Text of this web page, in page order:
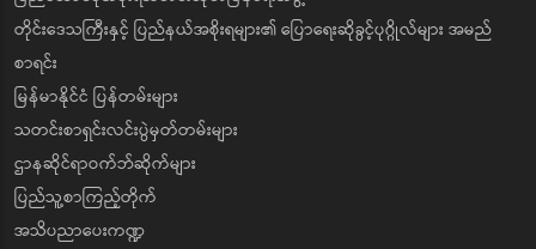
တိုင်းဒေသကြီးနှင့် ပြည်နယ်အစိုးရများ၏ ပြောရေးဆိုခွင့်ပုဂ္ဂိုလ်များ အမည်
စာရင်း
မြန်မာနိုင်ငံ ပြန်တမ်းများ
သတင်းစာရှင်းလင်းပွဲမှတ်တမ်းများ
ဌာနဆိုင်ရာဝက်ဘ်ဆိုက်များ
ပြည်သူ့စာကြည့်တိုက်
အသိပညာပေးကဏ္ဍ